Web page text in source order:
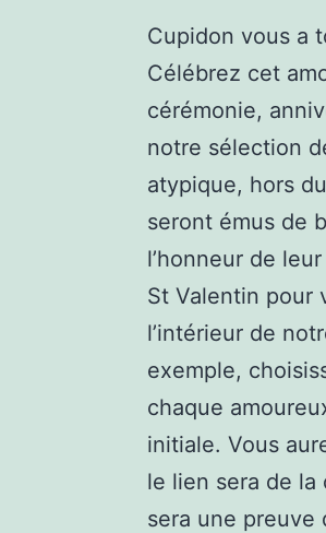
Cupidon vous a
Célébrez cet
cérémonie,
notre sélection
atypique, hors
seront émus de
l’honneur de
St Valentin pour
l’intérieur de
exemple,
chaque
initiale. Vous
le lien sera de
sera une preuve